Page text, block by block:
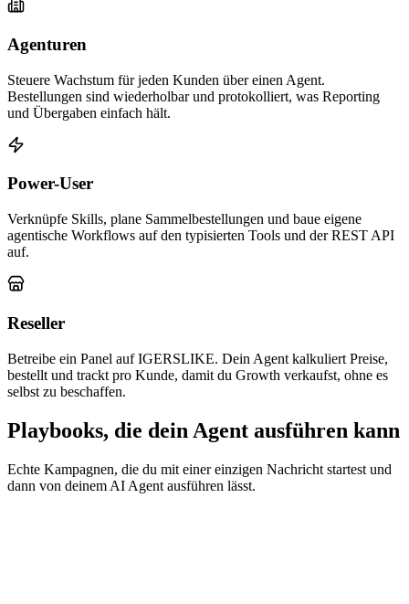
Agenturen
Steuere Wachstum für jeden Kunden über einen Agent.
Bestellungen sind wiederholbar und protokolliert, was Reporting
und Übergaben einfach hält.
Power-User
Verknüpfe Skills, plane Sammelbestellungen und baue eigene
agentische Workflows auf den typisierten Tools und der REST API
auf.
Reseller
Betreibe ein Panel auf IGERSLIKE. Dein Agent kalkuliert Preise,
bestellt und trackt pro Kunde, damit du Growth verkaufst, ohne es
selbst zu beschaffen.
Playbooks, die dein Agent ausführen kann
Echte Kampagnen, die du mit einer einzigen Nachricht startest und
dann von deinem AI Agent ausführen lässt.